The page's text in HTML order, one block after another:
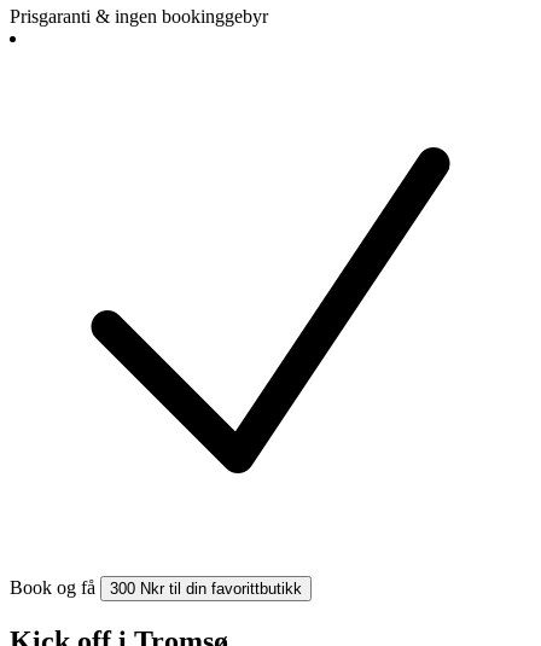
Prisgaranti & ingen bookinggebyr
Book og få 300 Nkr til din favorittbutikk